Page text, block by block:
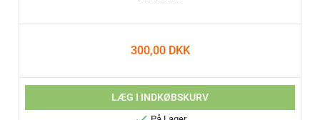
300,00 DKK
LÆG I INDKØBSKURV